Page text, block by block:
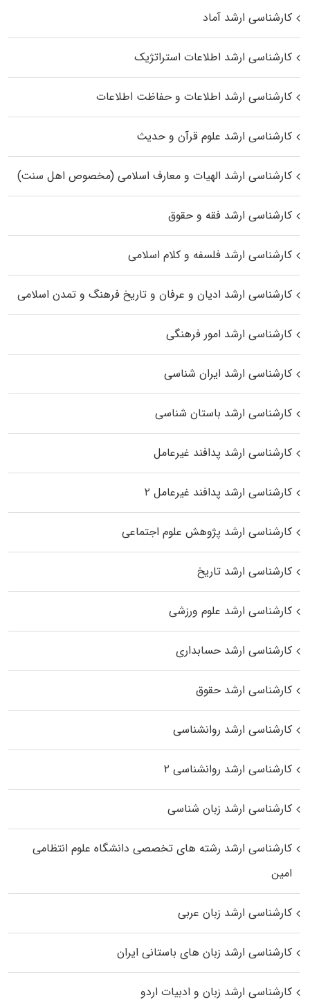
کارشناسی ارشد آماد
کارشناسی ارشد اطلاعات استراتژیک
کارشناسی ارشد اطلاعات و حفاظت اطلاعات
کارشناسی ارشد علوم قرآن و حدیث
کارشناسی ارشد الهیات و معارف اسلامی (مخصوص اهل سنت)
کارشناسی ارشد فقه و حقوق
کارشناسی ارشد فلسفه و کلام اسلامی
کارشناسی ارشد ادیان و عرفان و تاریخ فرهنگ و تمدن اسلامی
کارشناسی ارشد امور فرهنگی
کارشناسی ارشد ایران شناسی
کارشناسی ارشد باستان شناسی
کارشناسی ارشد پدافند غیرعامل
کارشناسی ارشد پدافند غیرعامل ۲
کارشناسی ارشد پژوهش علوم اجتماعی
کارشناسی ارشد تاریخ
کارشناسی ارشد علوم ورزشی
کارشناسی ارشد حسابداری
کارشناسی ارشد حقوق
کارشناسی ارشد روانشناسی
کارشناسی ارشد روانشناسی ۲
کارشناسی ارشد زبان شناسی
کارشناسی ارشد رﺷﺘﻪ ﻫﺎی تخصصی داﻧﺸﮕﺎه ﻋﻠﻮم انتظامی
اﻣﻴﻦ
کارشناسی ارشد زبان عربی
کارشناسی ارشد زبان‌ های باستانی ایران
کارشناسی ارشد زبان و ادبیات اردو